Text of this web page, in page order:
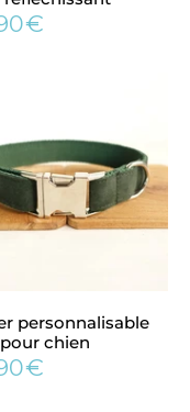
personnalisable
chien